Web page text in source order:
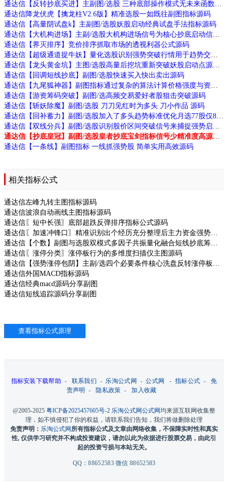
通达信降龙伏虎【擒龙柱V2.6版】精准选股一如既往副图指标源码
通达信【高量阴试盘k】主副图/选股妖股启动经典试盘手法指标源码
通达信【界灭排序】竞价排序抓取市场的透视利器公式源码
通达信【回调短线抄底】副图/选股快速买入快出卖出源码
通达信【游资筹码突破】副图/选高频交易爱好者股狙击突破源码
通达信【斩妖除魔】副图/选股 刀刀见红时为多头 刀小作品 源码
通达信【一条线】副图指标 一线抓强势股 简单实用高效源码
相关指标公式
通达信左峰九转主图指标源码
通达信波浪自动画线主图指标源码
通达信〖短中长强〗底部超跌反弹排序指标公式源码
通达信〖涨停分类〗涨停板行为的多维度扫描仪主图源码
通达信外国MACD指标源码
通达信经典macd源码分享副图
通达信短线追踪源码分享副图
指标安装下载帮助 - 联系我们 - 乐淘公式网 -公式网 -指标公式 -免
责声明 -隐私政策 -加入收藏
@2005-2025 粤ICP备2025457605号-2 乐淘公式网公式网均来源互联网收集整
理，如不慎侵犯了你的权益，请联系我们告知，我们将做删除处理
免责声明： 乐淘公式网所有指标公式及文章由网络收集，不保障实时性和真实
性, 仅供学习研究并不构成投资建议，请勿以此为依据进行股票交易，由此引
起的投资亏损与本站无关。
QQ：88652583 微信 88652583